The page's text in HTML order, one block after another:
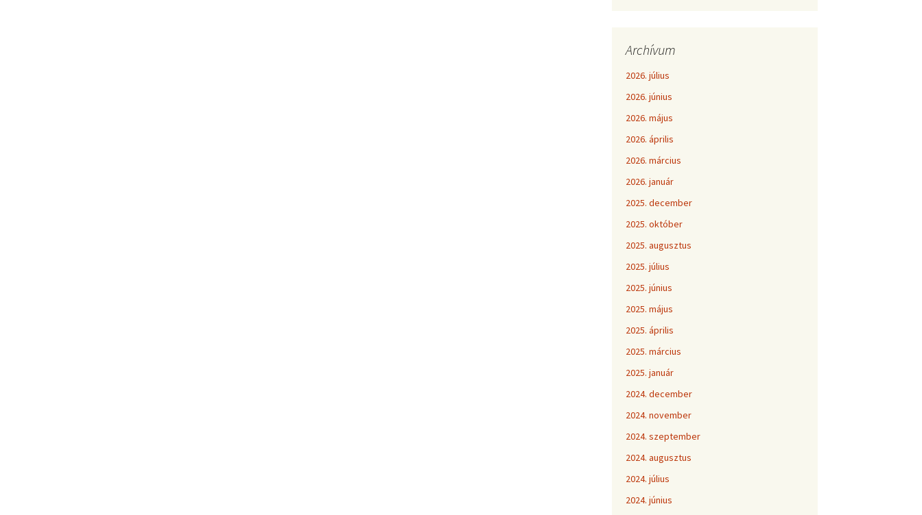
Archívum
2026. július
2026. június
2026. május
2026. április
2026. március
2026. január
2025. december
2025. október
2025. augusztus
2025. július
2025. június
2025. május
2025. április
2025. március
2025. január
2024. december
2024. november
2024. szeptember
2024. augusztus
2024. július
2024. június